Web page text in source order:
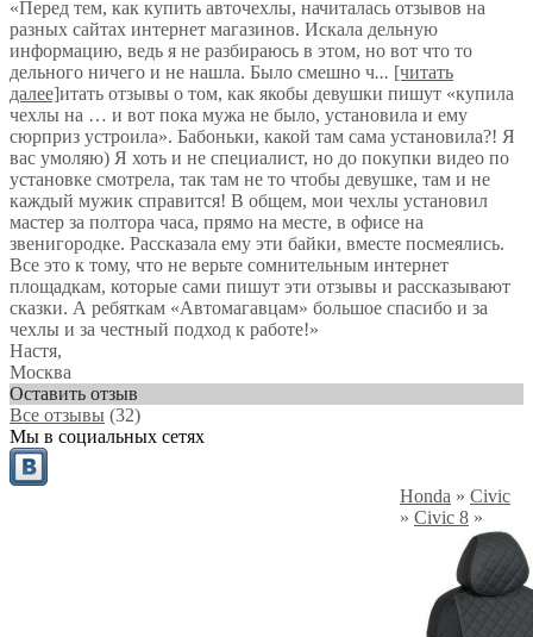
«Перед тем, как купить авточехлы, начиталась отзывов на
разных сайтах интернет магазинов. Искала дельную
информацию, ведь я не разбираюсь в этом, но вот что то
дельного ничего и не нашла. Было смешно ч... [читать
далее]итать отзывы о том, как якобы девушки пишут «купила
чехлы на … и вот пока мужа не было, установила и ему
сюрприз устроила». Бабоньки, какой там сама установила?! Я
вас умоляю) Я хоть и не специалист, но до покупки видео по
установке смотрела, так там не то чтобы девушке, там и не
каждый мужик справится! В общем, мои чехлы установил
мастер за полтора часа, прямо на месте, в офисе на
звенигородке. Рассказала ему эти байки, вместе посмеялись.
Все это к тому, что не верьте сомнительным интернет
площадкам, которые сами пишут эти отзывы и рассказывают
сказки. А ребяткам «Автомагавцам» большое спасибо и за
чехлы и за честный подход к работе!»
Настя,
Москва
Оставить отзыв
Все отзывы (32)
Мы в социальных сетях
Honda » Civic
» Civic 8 »